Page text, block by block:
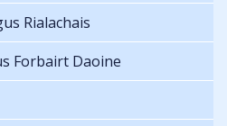
Rialachais
Forbairt Daoine